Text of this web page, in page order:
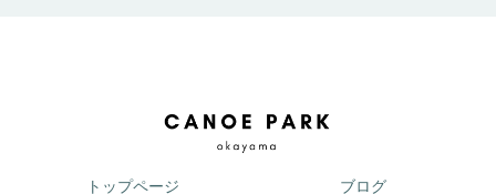
トップページ ブログ